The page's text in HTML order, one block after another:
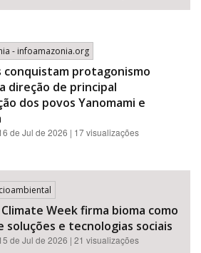
- infoamazonia.org
conquistam protagonismo
direção de principal
dos povos Yanomami e
de Jul de 2026 | 17 visualizações
Week firma bioma como
soluções e tecnologias sociais
de Jul de 2026 | 21 visualizações